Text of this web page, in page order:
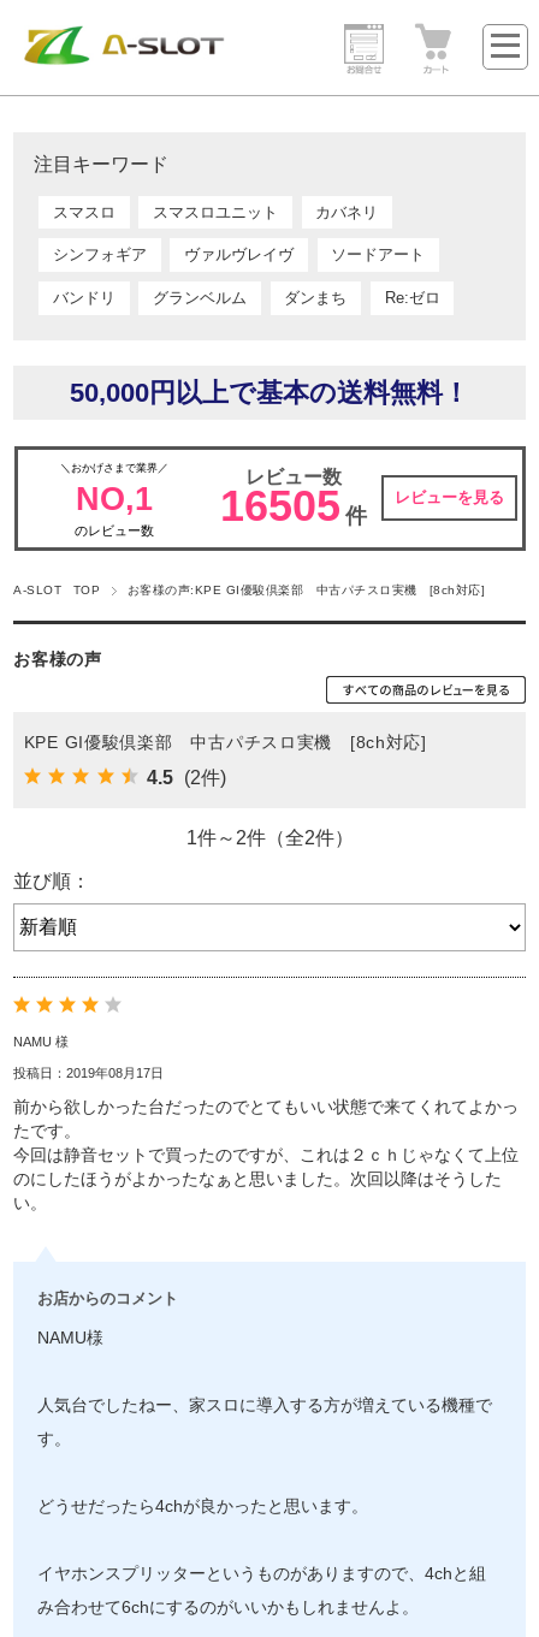
注目キーワード
スマスロ スマスロユニット カバネリ
シンフォギア ヴァルヴレイヴ ソードアート
バンドリ グランベルム ダンまち Re:ゼロ
50,000円以上で基本の送料無料！
＼おかげさまで業界／
NO,1
のレビュー数
レビュー数
16505 件
レビューを見る
A-SLOT TOP お客様の声:KPE GI優駿倶楽部 中古パチスロ実機 [8ch対応]
お客様の声
KPE GI優駿倶楽部 中古パチスロ実機 [8ch対応]
4.5 (2件)
1件～2件（全2件）
並び順：
NAMU 様
投稿日：2019年08月17日
前から欲しかった台だったのでとてもいい状態で来てくれてよかっ
たです。
今回は静音セットで買ったのですが、これは２ｃｈじゃなくて上位
のにしたほうがよかったなぁと思いました。次回以降はそうした
い。
お店からのコメント
NAMU様
人気台でしたねー、家スロに導入する方が増えている機種で
す。
どうせだったら4chが良かったと思います。
イヤホンスプリッターというものがありますので、4chと組
み合わせて6chにするのがいいかもしれませんよ。